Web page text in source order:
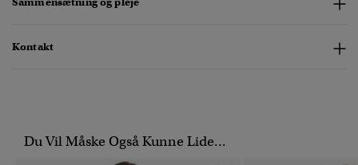
Kontakt
Du Vil Måske Også Kunne Lide...